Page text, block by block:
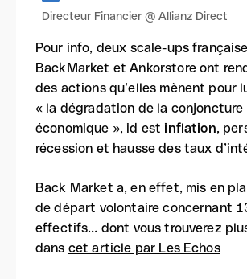
Directeur Financier @ Allianz Direct
Pour info, deux scale-ups
BackMarket et Ankorstore ont
des actions qu’elles mènent pour
« la dégradation de la conjoncture
économique », id est inflation,
récession et hausse des taux
Back Market a, en effet, mis en
de départ volontaire concernant
effectifs… dont vous trouverez
dans cet article par Les Echos